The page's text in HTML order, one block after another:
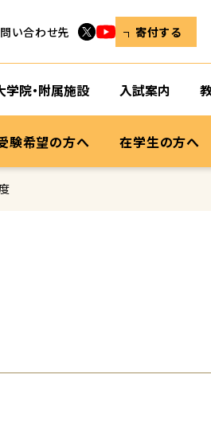
学院・附属施設 入試案内
験希望の方へ 在学生の方へ
問い合わせ先 寄付する